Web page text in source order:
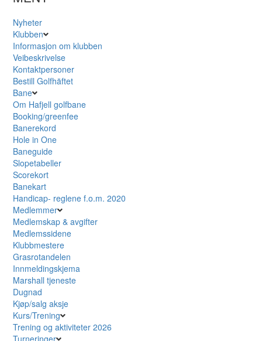
Nyheter
Klubben
Informasjon om klubben
Veibeskrivelse
Kontaktpersoner
Bestill Golfhäftet
Bane
Om Hafjell golfbane
Booking/greenfee
Banerekord
Hole in One
Baneguide
Slopetabeller
Scorekort
Banekart
Handicap- reglene f.o.m. 2020
Medlemmer
Medlemskap & avgifter
Medlemssidene
Klubbmestere
Grasrotandelen
Innmeldingskjema
Marshall tjeneste
Dugnad
Kjøp/salg aksje
Kurs/Trening
Trening og aktiviteter 2026
Turneringer